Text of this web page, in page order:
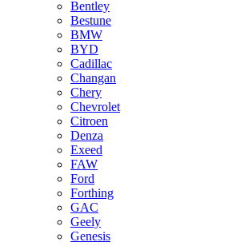
Bentley
Bestune
BMW
BYD
Cadillac
Changan
Chery
Chevrolet
Citroen
Denza
Exeed
FAW
Ford
Forthing
GAC
Geely
Genesis